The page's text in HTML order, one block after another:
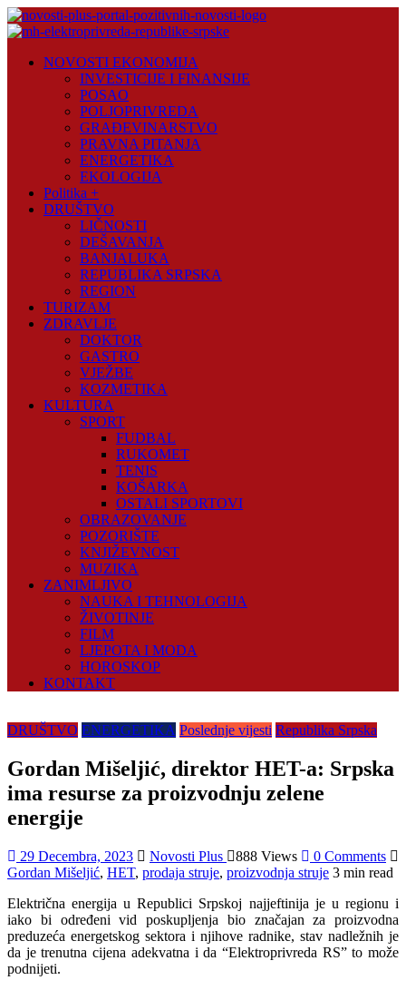
Skip
to
Plus
NOVOSTI EKONOMIJA
INVESTICIJE I FINANSIJE
POSAO
POLJOPRIVREDA
GRAĐEVINARSTVO
PRAVNA PITANJA
ENERGETIKA
EKOLOGIJA
Politika +
DRUŠTVO
LIČNOSTI
DEŠAVANJA
BANJALUKA
REPUBLIKA SRPSKA
REGION
TURIZAM
ZDRAVLJE
DOKTOR
GASTRO
VJEŽBE
KOZMETIKA
KULTURA
SPORT
FUDBAL
RUKOMET
TENIS
KOŠARKA
OSTALI SPORTOVI
OBRAZOVANJE
POZORIŠTE
KNJIŽEVNOST
MUZIKA
ZANIMLJIVO
NAUKA I TEHNOLOGIJA
ŽIVOTINJE
FILM
LJEPOTA I MODA
HOROSKOP
KONTAKT
DRUŠTVO ENERGETIKA Poslednje vijesti Republika Srpska
Gordan Mišeljić, direktor HET-a: Srpska
ima resurse za proizvodnju zelene
energije
29 Decembra, 2023 Novosti Plus 888 Views
0 Comments
Gordan Mišeljić, HET, prodaja struje, proizvodnja struje 3 min read
Električna energija u Republici Srpskoj najjeftinija je u regionu i
iako bi određeni vid poskupljenja bio značajan za proizvodna
preduzeća energetskog sektora i njihove radnike, stav nadležnih je
da je trenutna cijena adekvatna i da “Elektroprivreda RS” to može
podnijeti.